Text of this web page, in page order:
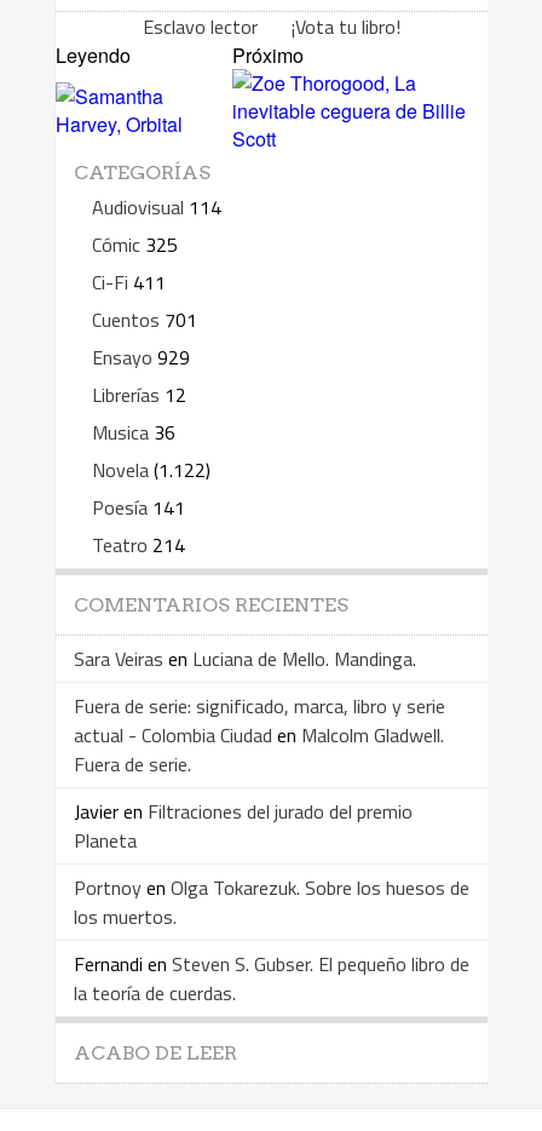
Esclavo lector ¡Vota tu libro!
Leyendo Próximo
CATEGORÍAS
Audiovisual 114
Cómic 325
Ci-Fi 411
Cuentos 701
Ensayo 929
Librerías 12
Musica 36
Novela(1.122)
Poesía 141
Teatro 214
COMENTARIOS RECIENTES
Sara Veiras en Luciana de Mello. Mandinga.
Fuera de serie: significado, marca, libro y serie
actual - Colombia Ciudad en Malcolm Gladwell.
Fuera de serie.
Javieren Filtraciones del jurado del premio
Planeta
Portnoyen Olga Tokarezuk. Sobre los huesos de
los muertos.
Fernandi en Steven S. Gubser. El pequeño libro de
la teoría de cuerdas.
ACABO DE LEER